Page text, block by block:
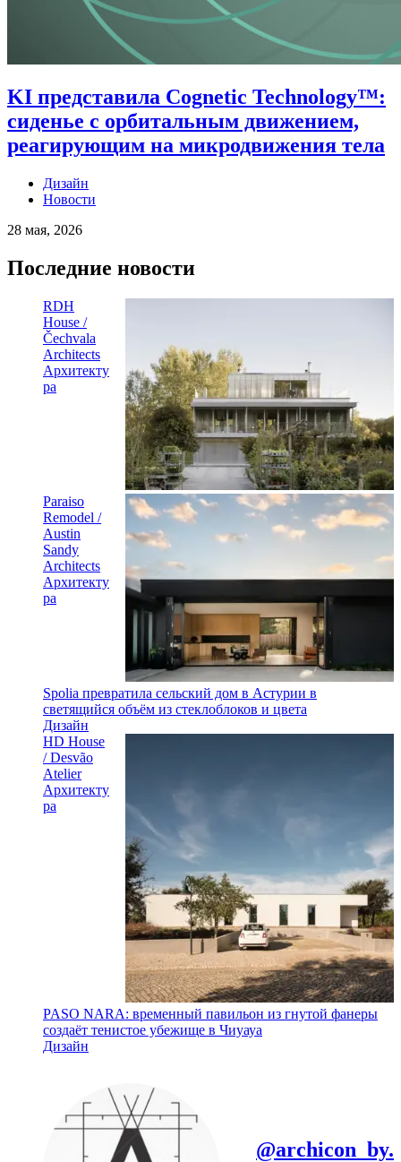
KI представила Cognetic Technology™:
сиденье с орбитальным движением,
реагирующим на микродвижения тела
Дизайн
Новости
28 мая, 2026
Последние новости
RDH
House /
Čechvala
Architects
Архитекту
ра
Paraiso
Remodel /
Austin
Sandy
Architects
Архитекту
ра
Spolia превратила сельский дом в Астурии в
светящийся объём из стеклоблоков и цвета
Дизайн
HD House
/ Desvão
Atelier
Архитекту
ра
PASO NARA: временный павильон из гнутой фанеры
создаёт тенистое убежище в Чиуауа
Дизайн
@archicon_by.